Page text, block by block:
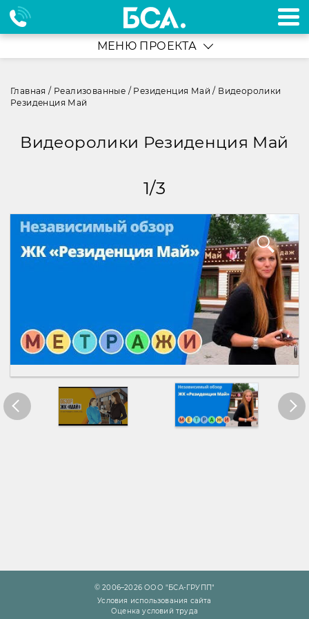
МЕНЮ ПРОЕКТА
Главная / Реализованные / Резиденция Май / Видеоролики
Резиденция Май
Видеоролики Резиденция Май
1/3
© 2006–2026 ООО "БСА-ГРУПП"
Условия использования сайта
Оценка условий труда